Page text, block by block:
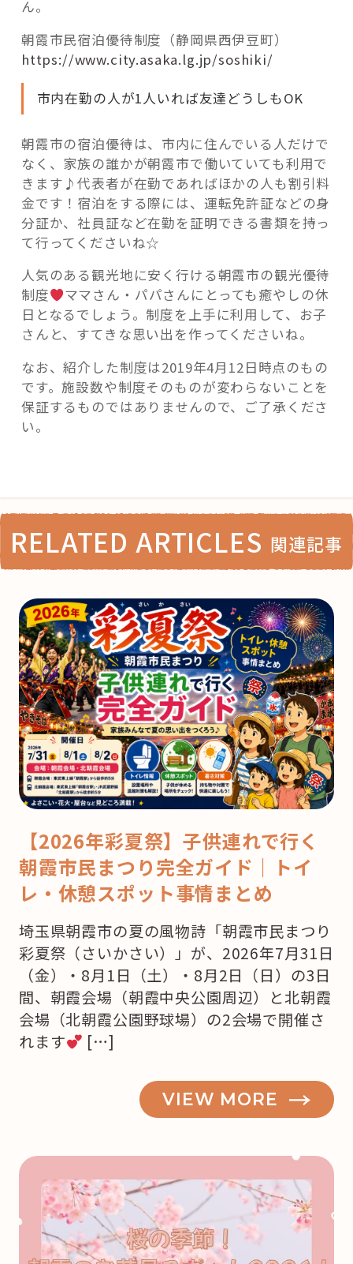
ん。
朝霞市民宿泊優待制度（静岡県西伊豆町）
https://www.city.asaka.lg.jp/soshiki/
市内在勤の人が1人いれば友達どうしもOK
朝霞市の宿泊優待は、市内に住んでいる人だけで
なく、家族の誰かが朝霞市で働いていても利用で
きます♪代表者が在勤であればほかの人も割引料
金です！宿泊をする際には、運転免許証などの身
分証か、社員証など在勤を証明できる書類を持っ
て行ってくださいね☆
人気のある観光地に安く行ける朝霞市の観光優待
制度
ママさん・パパさんにとっても癒やしの休
日となるでしょう。制度を上手に利用して、お子
さんと、すてきな思い出を作ってくださいね。
なお、紹介した制度は2019年4月12日時点のもの
です。施設数や制度そのものが変わらないことを
保証するものではありませんので、ご了承くださ
い。
RELATED ARTICLES 関連記事
【2026年彩夏祭】子供連れで行く
朝霞市民まつり完全ガイド｜トイ
レ・休憩スポット事情まとめ
埼玉県朝霞市の夏の風物詩「朝霞市民まつり
彩夏祭（さいかさい）」が、2026年7月31日
（金）・8月1日（土）・8月2日（日）の3日
間、朝霞会場（朝霞中央公園周辺）と北朝霞
会場（北朝霞公園野球場）の2会場で開催さ
れます
[…]
VIEW MORE